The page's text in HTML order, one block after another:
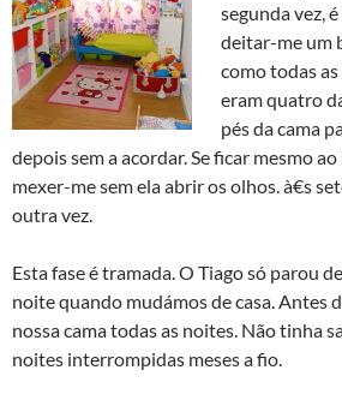
segunda vez,
deitar-me um
como todas
eram quatro
pés da cama
depois sem a acordar. Se ficar mesmo
mexer-me sem ela abrir os olhos. à€s
outra vez.
Esta fase é tramada. O Tiago só parou
noite quando mudámos de casa. Antes
nossa cama todas as noites. Não tinha
noites interrompidas meses a fio.